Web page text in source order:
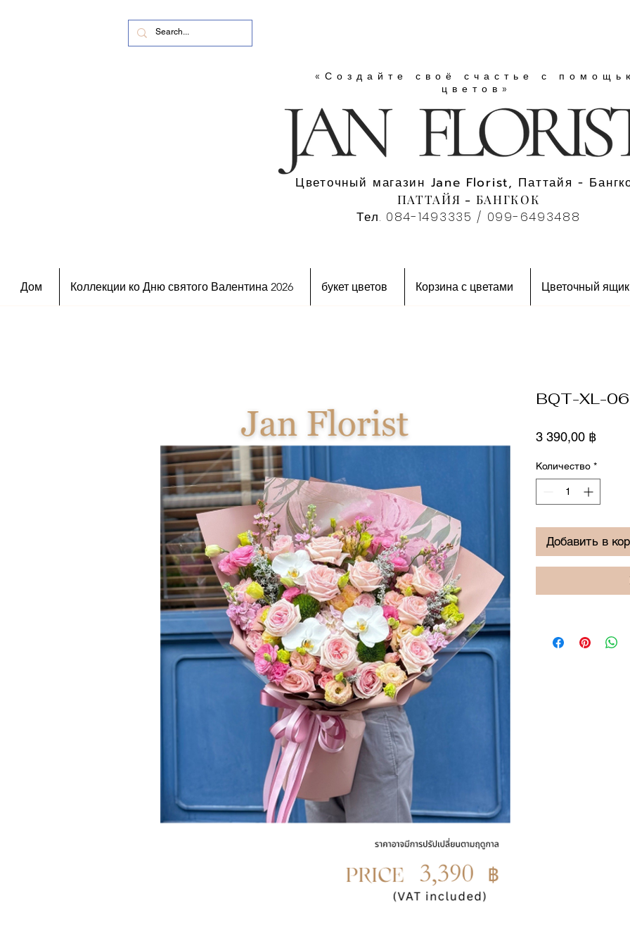
«Создайте своё счастье с
цветов»
Цветочный магазин Jane Florist, Паттайя -
ПАТТАЙЯ - БАНГКОК
Тел. 084-1493335 / 099-6493488
Дом Коллекции ко Дню святого Валентина 2026 букет цветов Корзина с цветами Цветочный ящик
BQT-XL-
3 390,00 ฿Цена
Количество *
Добавить в